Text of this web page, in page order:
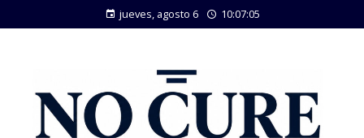
jueves, agosto 6 10:07:05